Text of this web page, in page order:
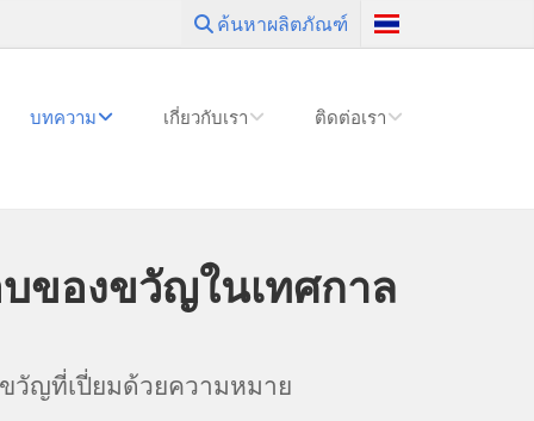
ค้นหาผลิตภัณฑ์
บทความ เกี่ยวกับเรา ติดต่อเรา
ของขวัญในเทศกาล
วัญที่เปี่ยมด้วยความหมาย